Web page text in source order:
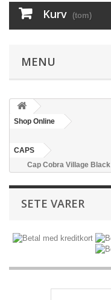
Kurv (tom)
MENU
Shop Online
CAPS
Cap Cobra Village Black
SETE VARER